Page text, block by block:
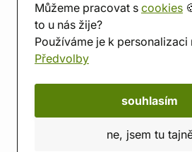
Můžeme pracovat s cookies
to u nás žije?
Používáme je k personalizaci
Předvolby
souhlasím
ne, jsem tu
Prodejna
Herna
O nás
Hodnocení obchodu